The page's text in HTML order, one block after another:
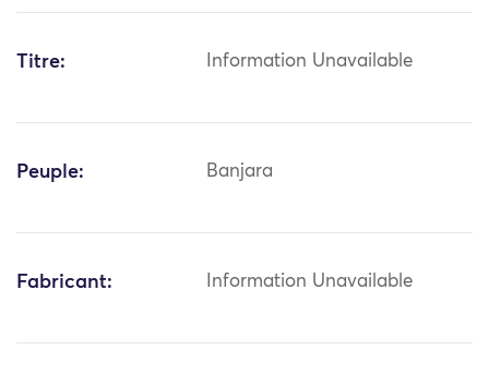
Titre: Information Unavailable
Peuple: Banjara
Fabricant: Information Unavailable